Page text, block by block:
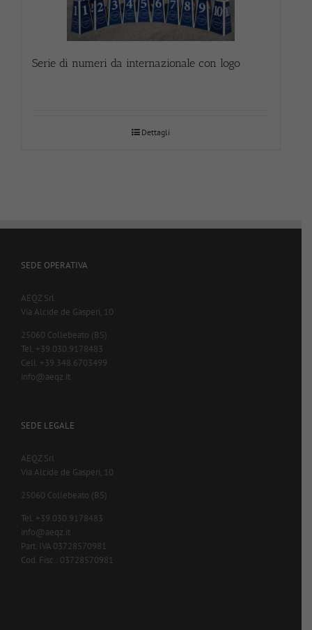
Serie di numeri da internazionale con logo
Dettagli
SEDE OPERATIVA
AEQZ Srl
Via Alcide de Gasperi, 10
25060 Collebeato (BS)
Tel. +39.030.9178483
Cell. +39.348.6703499
info@aeqz.it
SEDE LEGALE
AEQZ Srl
Via Alcide de Gasperi, 10
25060 Collebeato (BS)
Tel. +39.030.9178483
info@aeqz.it
Part. IVA 03728570981
Cod. Fisc.: 03728570981